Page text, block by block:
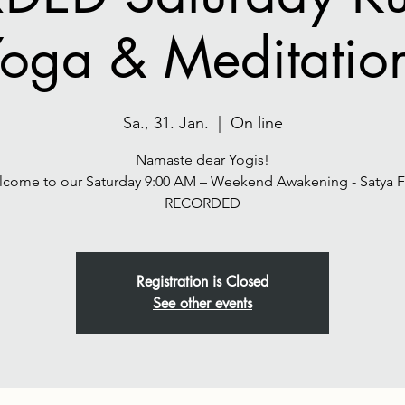
&
Sa., 31. Jan. On line
Namaste dear Yogis!
to our Saturday 9:00 AM – Weekend Awakening - Satya
Registration is Closed
See other events